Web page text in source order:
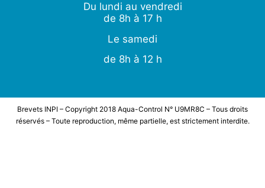
Du lundi au vendredi
de 8h à 17 h
Le samedi
de 8h à 12 h
Brevets INPI – Copyright 2018 Aqua-Control N° U9MR8C – Tous droits
réservés – Toute reproduction, même partielle, est strictement interdite.